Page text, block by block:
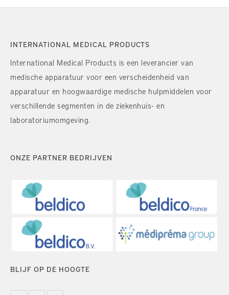
INTERNATIONAL MEDICAL PRODUCTS
International Medical Products is een leverancier van
medische apparatuur voor een verscheidenheid van
apparatuur en hoogwaardige medische hulpmiddelen voor
verschillende segmenten in de ziekenhuis- en
laboratoriumomgeving.
ONZE PARTNER BEDRIJVEN
BLIJF OP DE HOOGTE